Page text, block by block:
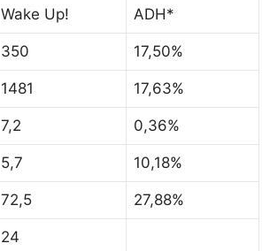
Wake Up! ADH*
350 17,50%
1481 17,63%
7,2 0,36%
5,7 10,18%
72,5 27,88%
24